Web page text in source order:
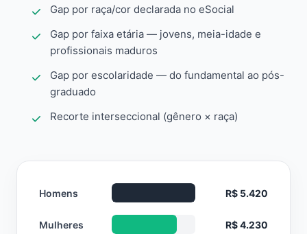
Gap por raça/cor declarada no eSocial
Gap por faixa etária — jovens, meia-idade e
profissionais maduros
Gap por escolaridade — do fundamental ao pós-
graduado
Recorte interseccional (gênero × raça)
Homens R$ 5.420
Mulheres R$ 4.230